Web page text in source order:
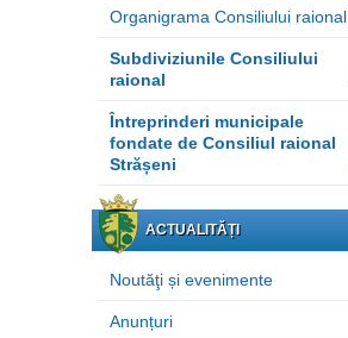
Organigrama Consiliului raional
Subdiviziunile Consiliului
raional
Întreprinderi municipale
fondate de Consiliul raional
Strășeni
ACTUALITĂȚI
Noutăţi și evenimente
Anunțuri